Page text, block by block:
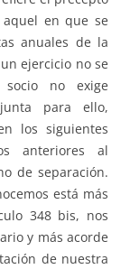
aquel en que se
anuales de la
ejercicio no se
no exige
para ello,
los siguientes
anteriores al
de separación.
está más
348 bis, nos
y más acorde
de nuestra